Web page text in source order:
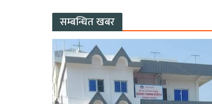
सम्बन्धित खबर